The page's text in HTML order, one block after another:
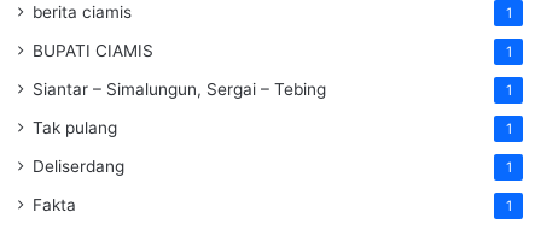
berita ciamis 1
BUPATI CIAMIS 1
Siantar – Simalungun, Sergai – Tebing 1
Tak pulang 1
Deliserdang 1
Fakta 1